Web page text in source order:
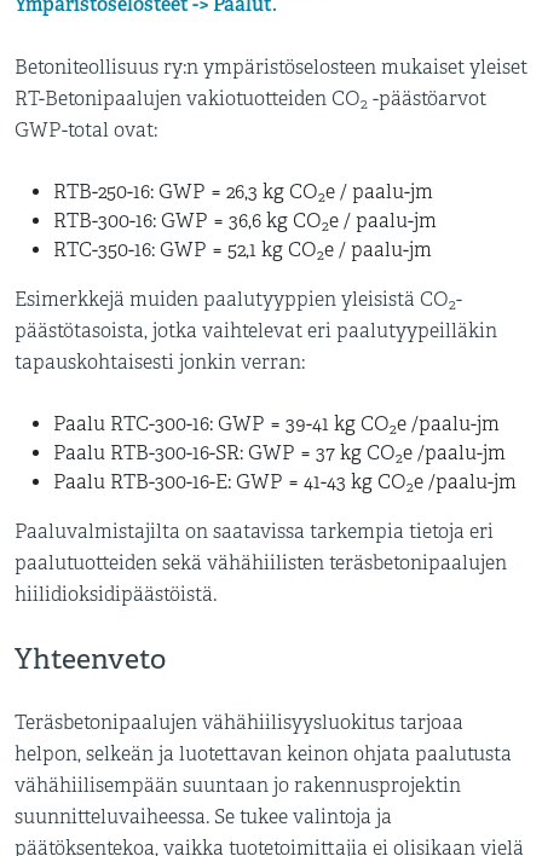
Betoniteollisuus ry:n ympäristöselosteen mukaiset yleiset
RT-Betonipaalujen vakiotuotteiden CO2 -päästöarvot
GWP-total ovat:
RTB-250-16: GWP = 26,3 kg CO2e / paalu-jm
RTB-300-16: GWP = 36,6 kg CO2e / paalu-jm
RTC-350-16: GWP = 52,1 kg CO2e / paalu-jm
Esimerkkejä muiden paalutyyppien yleisistä CO2-
päästötasoista, jotka vaihtelevat eri paalutyypeilläkin
tapauskohtaisesti jonkin verran:
Paalu RTC-300-16: GWP = 39-41 kg CO2e /paalu-jm
Paalu RTB-300-16-SR: GWP = 37 kg CO2e /paalu-jm
Paalu RTB-300-16-E: GWP = 41-43 kg CO2e /paalu-jm
Paaluvalmistajilta on saatavissa tarkempia tietoja eri
paalutuotteiden sekä vähähiilisten teräsbetonipaalujen
hiilidioksidipäästöistä.
Yhteenveto
Teräsbetonipaalujen vähähiilisyysluokitus tarjoaa
helpon, selkeän ja luotettavan keinon ohjata paalutusta
vähähiilisempään suuntaan jo rakennusprojektin
suunnitteluvaiheessa. Se tukee valintoja ja
päätöksentekoa, vaikka tuotetoimittajia ei olisikaan vielä